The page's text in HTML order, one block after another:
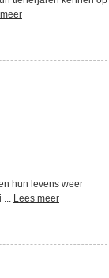
hun levens weer
... Lees meer